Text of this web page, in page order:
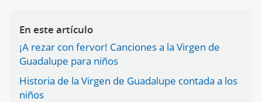
En este artículo
¡A rezar con fervor! Canciones a la Virgen de
Guadalupe para niños
Historia de la Virgen de Guadalupe contada a los
niños